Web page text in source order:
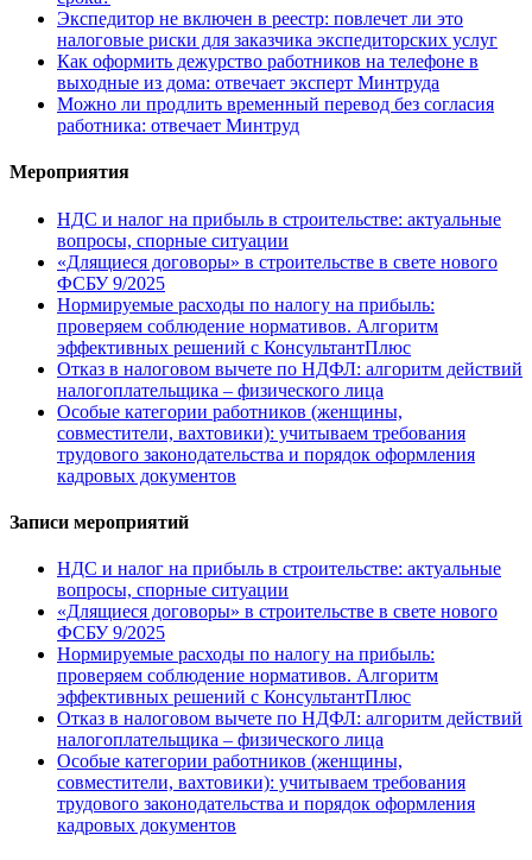
Экспедитор не включен в реестр: повлечет ли это
налоговые риски для заказчика экспедиторских услуг
Как оформить дежурство работников на телефоне в
выходные из дома: отвечает эксперт Минтруда
Можно ли продлить временный перевод без согласия
работника: отвечает Минтруд
Мероприятия
НДС и налог на прибыль в строительстве: актуальные
вопросы, спорные ситуации
«Длящиеся договоры» в строительстве в свете нового
ФСБУ 9/2025
Нормируемые расходы по налогу на прибыль:
проверяем соблюдение нормативов. Алгоритм
эффективных решений с КонсультантПлюс
Отказ в налоговом вычете по НДФЛ: алгоритм действий
налогоплательщика – физического лица
Особые категории работников (женщины,
совместители, вахтовики): учитываем требования
трудового законодательства и порядок оформления
кадровых документов
Записи мероприятий
НДС и налог на прибыль в строительстве: актуальные
вопросы, спорные ситуации
«Длящиеся договоры» в строительстве в свете нового
ФСБУ 9/2025
Нормируемые расходы по налогу на прибыль:
проверяем соблюдение нормативов. Алгоритм
эффективных решений с КонсультантПлюс
Отказ в налоговом вычете по НДФЛ: алгоритм действий
налогоплательщика – физического лица
Особые категории работников (женщины,
совместители, вахтовики): учитываем требования
трудового законодательства и порядок оформления
кадровых документов